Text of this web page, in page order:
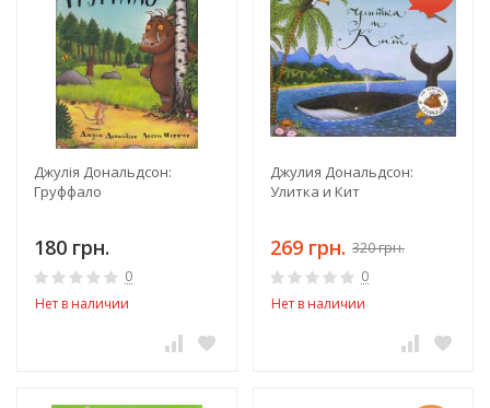
Джулія Дональдсон:
Груффало
180 грн.
0
Нет в наличии
Джулия Дональдсон:
Улитка и Кит
269 грн. 320 грн.
0
Нет в наличии